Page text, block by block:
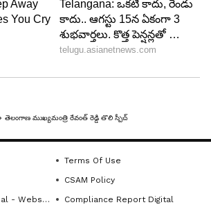
తెలంగాణ ముఖ్యమంత్రి రేవంత్ రెడ్డి తొలి స్పీచ్
Terms Of Use
CSAM Policy
- Website
Compliance Report Digital